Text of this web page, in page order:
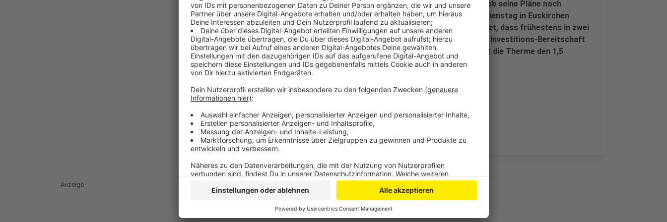
Flugzeugunglück ums Leben gekommen. Danach war unklar, ob seine Pläne noch
umgesetzt werden. Das hat Geschäftsführer Eddy Balle am Dienstag in Euskirchen
eindeutig klargestellt. Auch ein Hotel sei in Planung. Er schätzt, dass frühestens in zwei
Jahren mit dem Bau begonnen werden kann. Ein Grund für die Investitions-Bereitschaft
ist der erfolgreiche laufende Betrieb: in diesem Jahr erwartet die Therme den 1,5
Millionsten Besucher.
Anzeige